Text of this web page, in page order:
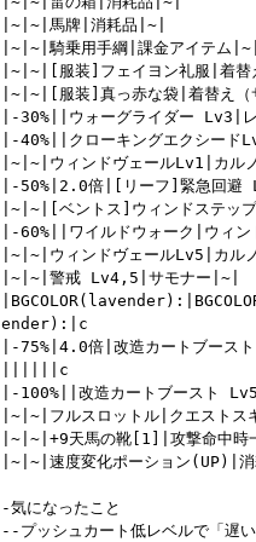
|~|~|馬牌|消耗品|~|
|~|~|騎乗用手綱|課金アイテム|~|
|~|~|[服装]フェイヨン礼服|着替
|~|~|[服装]真っ赤な袋|着替え（
|-30%||ウォーグライダー Lv3|
|-40%||クローキングエクシード
|~|~|ウィンドヴェールLv1|カル
|-50%|2.0倍|[リーフ]緊急回避
|~|~|[ベントス]ウィンドステッ
|-60%||ワイルドウォーク|ウィン
|~|~|ウィンドヴェールLv5|カル
|~|~|警戒 Lv4,5|サモナー|~|
ender):|c
|-75%|4.0倍|改造カートブース
||||||c
|-100%||改造カートブースト
|~|~|フルスロットル|クエストス
|~|~|+9天馬の靴[1]|攻撃命中時
|~|~|速度変化ポーション(UP)|
-気になったこと
--プッシュカート低レベルで「遅